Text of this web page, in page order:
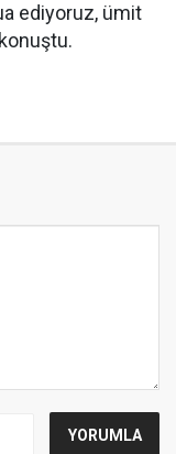
ediyoruz, ümit